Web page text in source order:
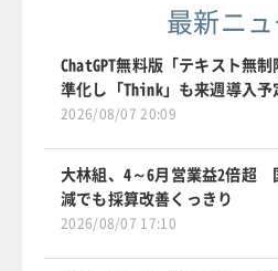
最新ニ
ChatGPT無料版「テキスト無
準化し「Think」も来週導入予
2026/08/07 20:09
大林組、4～6月営業益2倍超
減でも採算改善くっきり
2026/08/07 17:10